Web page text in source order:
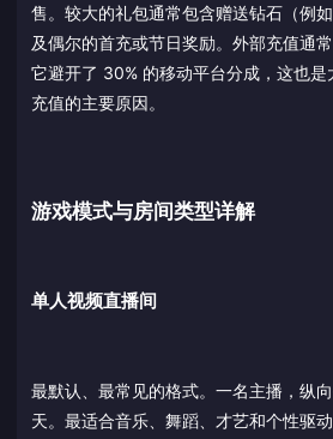
售。较大的礼包通常包含赠送钻石（例
及偶尔的首充或节日奖励。外部充值通
它避开了 30% 的移动平台分成，这也
充值的主要原因。
游戏模式与房间类型详解
单人视频直播间
最默认、最常见的格式。一名主播，纵
天。最适合音乐、舞蹈、才艺和个性驱